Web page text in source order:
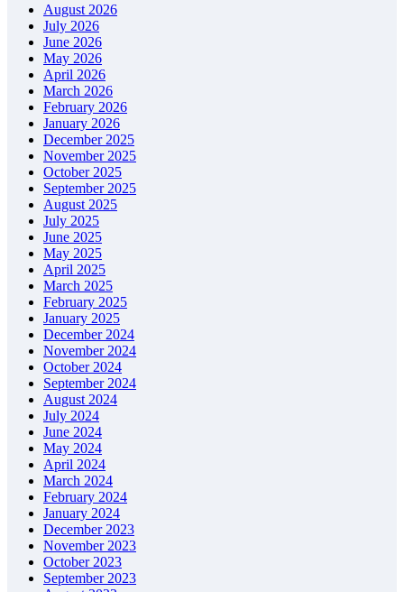
August 2026
July 2026
June 2026
May 2026
April 2026
March 2026
February 2026
January 2026
December 2025
November 2025
October 2025
September 2025
August 2025
July 2025
June 2025
May 2025
April 2025
March 2025
February 2025
January 2025
December 2024
November 2024
October 2024
September 2024
August 2024
July 2024
June 2024
May 2024
April 2024
March 2024
February 2024
January 2024
December 2023
November 2023
October 2023
September 2023